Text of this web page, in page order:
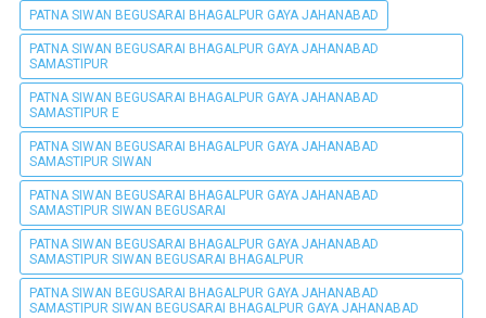
PATNA SIWAN BEGUSARAI BHAGALPUR GAYA JAHANABAD
PATNA SIWAN BEGUSARAI BHAGALPUR GAYA JAHANABAD
SAMASTIPUR
PATNA SIWAN BEGUSARAI BHAGALPUR GAYA JAHANABAD
SAMASTIPUR E
PATNA SIWAN BEGUSARAI BHAGALPUR GAYA JAHANABAD
SAMASTIPUR SIWAN
PATNA SIWAN BEGUSARAI BHAGALPUR GAYA JAHANABAD
SAMASTIPUR SIWAN BEGUSARAI
PATNA SIWAN BEGUSARAI BHAGALPUR GAYA JAHANABAD
SAMASTIPUR SIWAN BEGUSARAI BHAGALPUR
PATNA SIWAN BEGUSARAI BHAGALPUR GAYA JAHANABAD
SAMASTIPUR SIWAN BEGUSARAI BHAGALPUR GAYA JAHANABAD